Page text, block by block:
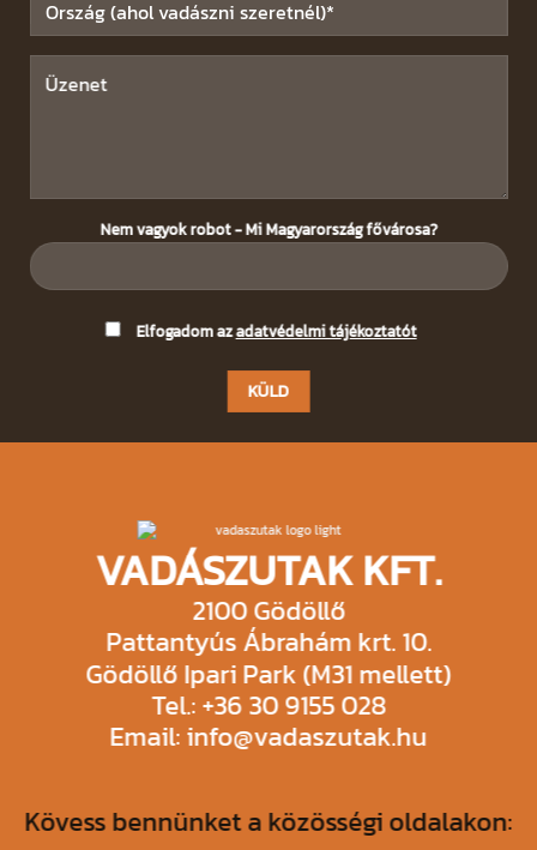
Nem vagyok robot - Mi Magyarország fővárosa?
Elfogadom azadatvédelmi tájékoztatót
VADÁSZUTAK KFT.
2100 Gödöllő
Pattantyús Ábrahám krt. 10.
Gödöllő Ipari Park (M31 mellett)
Tel.: +36 30 9155 028
Email: info@vadaszutak.hu
Kövess bennünket a közösségi oldalakon: